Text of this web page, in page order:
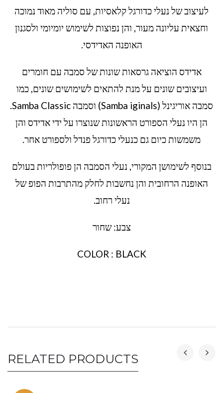
לעיצוב של נעלי כדורגל קלאסיות, עם סוליה מאוד נמוכה
וחצאית עליונה מעור, והן נפוצות לשימוש יומיומי ולסגנון
האופנה האדידסי.
אדידס הוציאה גרסאות שונות של סמבה עם חומרים
ועיצובים שונים על מנת להתאים לשימושים שונים, כמו
סמבה אוריגינל (Samba iginals) וסמבה Samba Classic.
הן היו נעלי הספורט הראשונות שנוצרו על ידי אדידס והן
משמשות כיום גם כנעלי כדורגל פנדל ולספורט אחר.
בנוסף לשימושן המקורי, נעלי הסמבה הן פופולריות בעולם
האופנה הרחובית והן נחשבות לחלק מהתרבות הפופ של
נעלי רחוב.
צבע: שחור
COLOR : BLACK
RELATED PRODUCTS